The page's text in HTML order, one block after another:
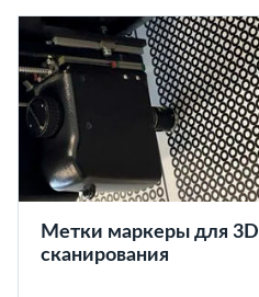
Метки маркеры для 3D
сканирования